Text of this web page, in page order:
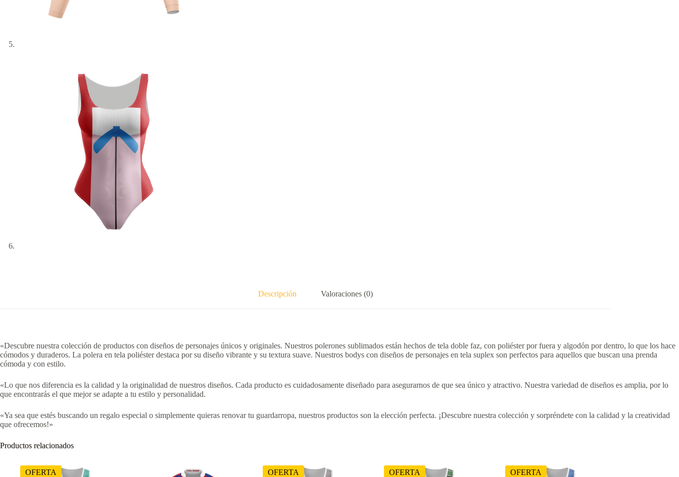
Descripción Valoraciones (0)
«Descubre nuestra colección de productos con diseños de personajes únicos y originales. Nuestros polerones sublimados están hechos de tela doble faz, con poliéster por fuera y algodón por dentro, lo que los hace
cómodos y duraderos. La polera en tela poliéster destaca por su diseño vibrante y su textura suave. Nuestros bodys con diseños de personajes en tela suplex son perfectos para aquellos que buscan una prenda
cómoda y con estilo.
«Lo que nos diferencia es la calidad y la originalidad de nuestros diseños. Cada producto es cuidadosamente diseñado para asegurarnos de que sea único y atractivo. Nuestra variedad de diseños es amplia, por lo
que encontrarás el que mejor se adapte a tu estilo y personalidad.
«Ya sea que estés buscando un regalo especial o simplemente quieras renovar tu guardarropa, nuestros productos son la elección perfecta. ¡Descubre nuestra colección y sorpréndete con la calidad y la creatividad
que ofrecemos!»
Productos relacionados
OFERTA OFERTA OFERTA OFERTA